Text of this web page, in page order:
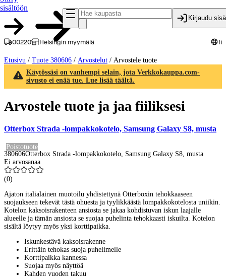
sisältöön
Kirjaudu
00220 Helsingin myymälä fi
Etusivu / Tuote 380606 / Arvostelut / Arvostele tuote
Käytössäsi on vanhempi selain, jota Verkkokauppa.com-
sivusto ei enää tue. Lue lisää täältä.
Arvostele tuote ja jaa fiiliksesi
Otterbox Strada -lompakkokotelo, Samsung Galaxy S8, musta
Poistotuote
380606Otterbox Strada -lompakkokotelo, Samsung Galaxy S8, musta
Ei arvosanaa
(0)
Ajaton italialainen muotoilu yhdistettynä Otterboxin tehokkaaseen
suojaukseen tekevät tästä ohuesta ja tyylikkäästä lompakkokotelosta uniikin.
Kotelon kaksoisrakenteen ansiosta se jakaa kohdistuvan iskun laajalle
alueelle ja tämän ansiosta se suojaa puhelinta tehokkaasti iskuilta. Kotelon
sisältä löytyy myös yksi korttipaikka.
Iskunkestävä kaksoisrakenne
Erittäin tehokas suoja puhelimelle
Korttipaikka kannessa
Suojaa myös näyttöä
Kahden vuoden takuu